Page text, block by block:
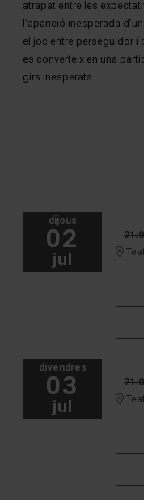
atrapat entre les
l’aparició inesperada
el joc entre perseguidor i
es converteix en una
girs inesperats.
dijous
02
jul
divendres
03
jul